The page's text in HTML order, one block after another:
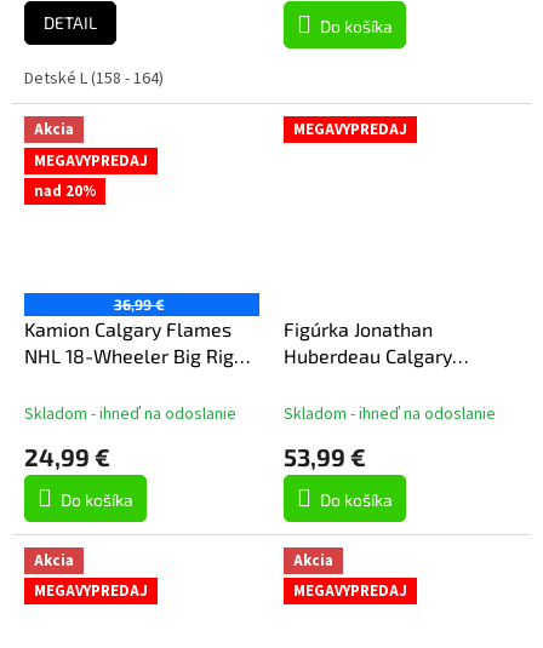
DETAIL
Detské L (158 - 164)
Do košíka
Akcia
MEGAVYPREDAJ
nad 20%
36,99 €
Kamion Calgary Flames
NHL 18-Wheeler Big Rig
Skladom - ihneď na odoslanie
24,99 €
Do košíka
MEGAVYPREDAJ
Figúrka Jonathan
Huberdeau Calgary
McFarlane's
Skladom - ihneď na odoslanie
53,99 €
Do košíka
Akcia
MEGAVYPREDAJ
Akcia
MEGAVYPREDAJ